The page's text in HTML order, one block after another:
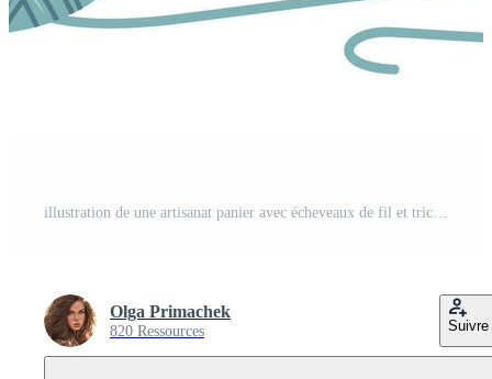
illustration de une artisanat panier avec écheveaux de fil et tricot aiguilles. tricot outils. artisanat, passe-temps, main tricot. confort concept. Vecteur Pro
Olga Primachek
820 Ressources Suivre